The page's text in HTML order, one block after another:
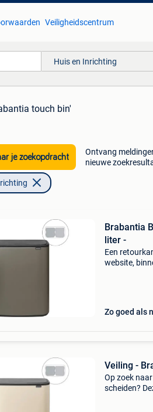
Veiligheidscentrum
Huis en Inrichting
touch bin'
je zoekopdracht
Ontvang
nieuwe
Brabantia
liter -
Een
website,
Zo goed als
Veiling -
Op zoek
scheiden?